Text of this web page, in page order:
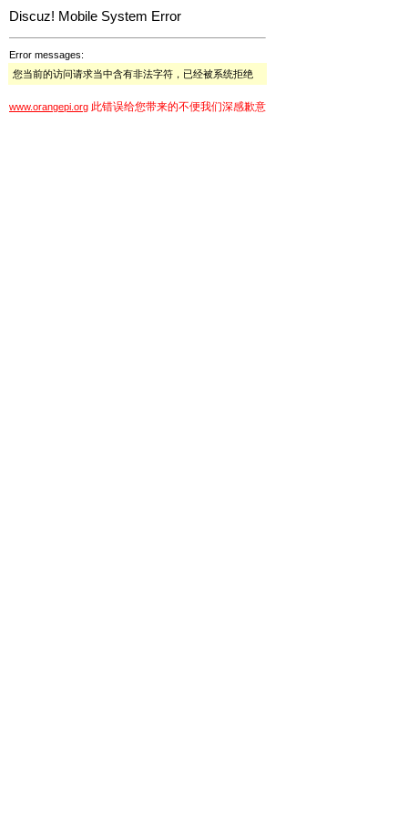
Discuz! Mobile System Error
Error messages:
您当前的访问请求当中含有非法字符，已经被系统拒绝
www.orangepi.org 此错误给您带来的不便我们深感歉意